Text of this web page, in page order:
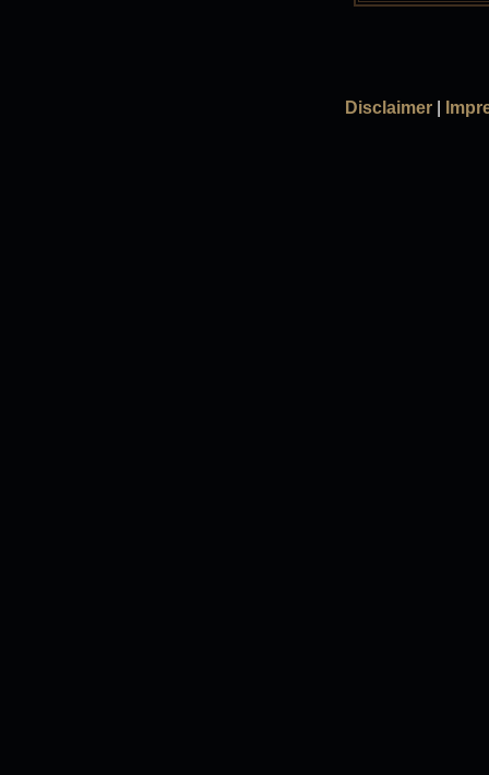
Disclaimer|